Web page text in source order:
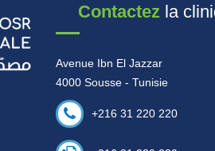
Contactezla
Avenue Ibn El Jazzar
4000 Sousse - Tunisie
+216 31 220 220